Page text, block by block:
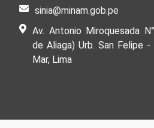
sinia@minam.gob.pe
Av. Antonio Miroquesada
de Aliaga) Urb. San Felipe
Mar, Lima